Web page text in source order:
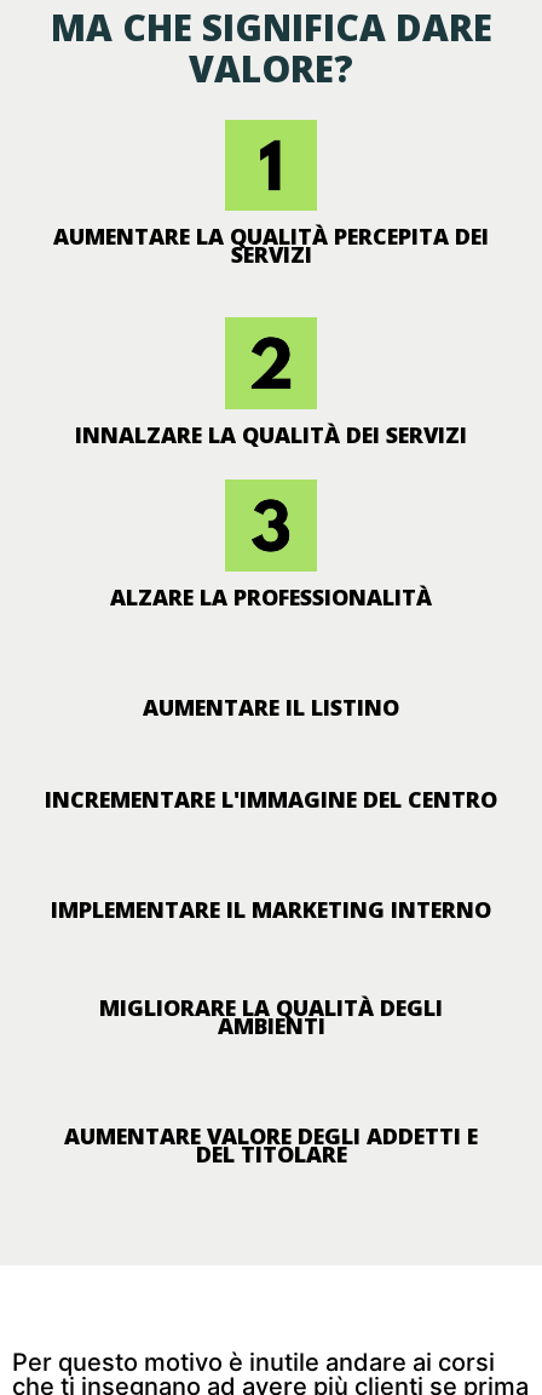
MA CHE SIGNIFICA DARE
VALORE?
AUMENTARE LA QUALITÀ PERCEPITA DEI
SERVIZI
INNALZARE LA QUALITÀ DEI SERVIZI
ALZARE LA PROFESSIONALITÀ
AUMENTARE IL LISTINO
INCREMENTARE L'IMMAGINE DEL CENTRO
IMPLEMENTARE IL MARKETING INTERNO
MIGLIORARE LA QUALITÀ DEGLI
AMBIENTI
AUMENTARE VALORE DEGLI ADDETTI E
DEL TITOLARE
Per questo motivo è inutile andare ai corsi
che ti insegnano ad avere più clienti se prima